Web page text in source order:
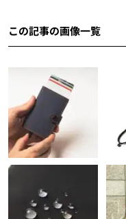
この記事の画像一覧